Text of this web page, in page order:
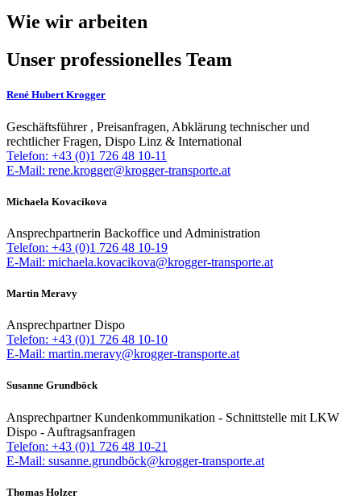
Wie wir arbeiten
Unser professionelles Team
René Hubert Krogger
Geschäftsführer , Preisanfragen, Abklärung technischer und
rechtlicher Fragen, Dispo Linz & International
Telefon: +43 (0)1 726 48 10-11
E-Mail: rene.krogger@krogger-transporte.at
Michaela Kovacikova
Ansprechpartnerin Backoffice und Administration
Telefon: +43 (0)1 726 48 10-19
E-Mail: michaela.kovacikova@krogger-transporte.at
Martin Meravy
Ansprechpartner Dispo
Telefon: +43 (0)1 726 48 10-10
E-Mail: martin.meravy@krogger-transporte.at
Susanne Grundböck
Ansprechpartner Kundenkommunikation - Schnittstelle mit LKW
Dispo - Auftragsanfragen
Telefon: +43 (0)1 726 48 10-21
E-Mail: susanne.grundböck@krogger-transporte.at
Thomas Holzer